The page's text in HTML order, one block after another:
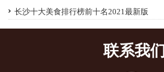
长沙十大美食排行榜前十名2021最新版
联系我们